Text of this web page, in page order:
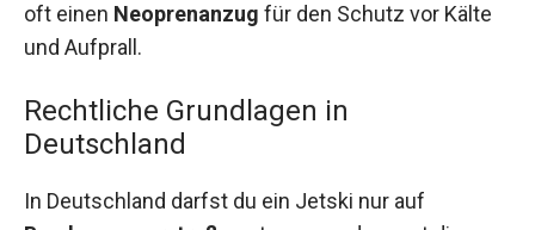
oft einen Neoprenanzug für den Schutz vor Kälte
und Aufprall.
Rechtliche Grundlagen in
Deutschland
In Deutschland darfst du ein Jetski nur auf